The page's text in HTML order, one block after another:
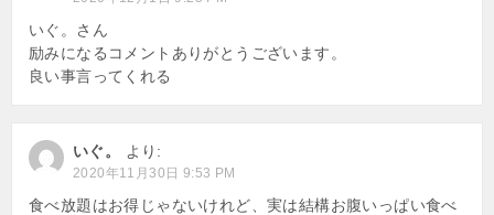
いぐ。さん
励みになるコメントありがとうございます。
良い事言ってくれる
いぐ。 より:
2020年11月30日 9:53 PM
食べ放題はお得じゃないけれど、実は結構お腹いっぱい食べ